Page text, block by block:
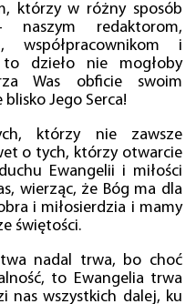
którzy w różny sposób
naszym redaktorom,
współpracownikom i
dzieło nie mogłoby
Was obficie swoim
Jego Serca!
którzy nie zawsze
o tych, którzy otwarcie
Ewangelii i miłości
wierząc, że Bóg ma dla
i miłosierdzia i mamy
świętości.
nadal trwa, bo choć
to Ewangelia trwa
nas wszystkich dalej, ku